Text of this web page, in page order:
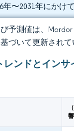
〜2031年にかけ
予測値は、
づいて更新されて
ンドとインサ